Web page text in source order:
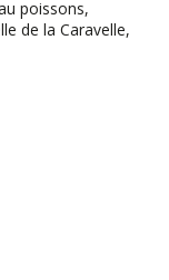
poissons,
de la Caravelle,